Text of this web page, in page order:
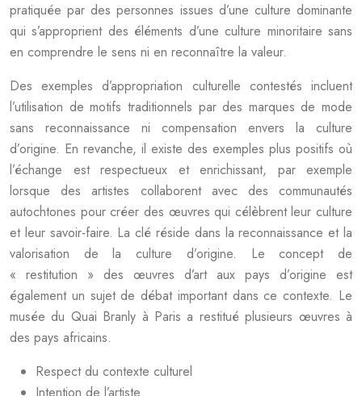
pratiquée par des personnes issues d’une culture dominante
qui s’approprient des éléments d’une culture minoritaire sans
en comprendre le sens ni en reconnaître la valeur.
Des exemples d’appropriation culturelle contestés incluent
l’utilisation de motifs traditionnels par des marques de mode
sans reconnaissance ni compensation envers la culture
d’origine. En revanche, il existe des exemples plus positifs où
l’échange est respectueux et enrichissant, par exemple
lorsque des artistes collaborent avec des communautés
autochtones pour créer des œuvres qui célèbrent leur culture
et leur savoir-faire. La clé réside dans la reconnaissance et la
valorisation de la culture d’origine. Le concept de
« restitution » des œuvres d’art aux pays d’origine est
également un sujet de débat important dans ce contexte. Le
musée du Quai Branly à Paris a restitué plusieurs œuvres à
des pays africains.
Respect du contexte culturel